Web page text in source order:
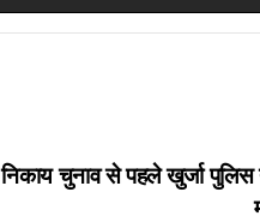
निकाय चुनाव से पहले खुर्जा पुलिस